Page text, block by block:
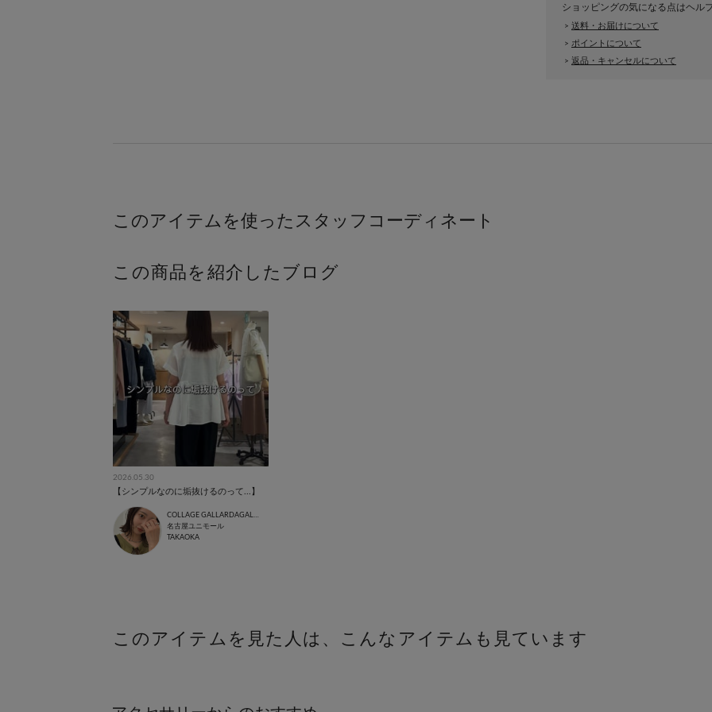
ショッピングの気になる点はヘル
> 送料・お届けについて
> ポイントについて
> 返品・キャンセルについて
この商品を紹介したブログ
2026.05.30
【シンプルなのに垢抜けるのって...】
COLLAGE GALLARDAGALANTE
名古屋ユニモール
TAKAOKA
このアイテムを見た人は、こんなアイテムも見ています